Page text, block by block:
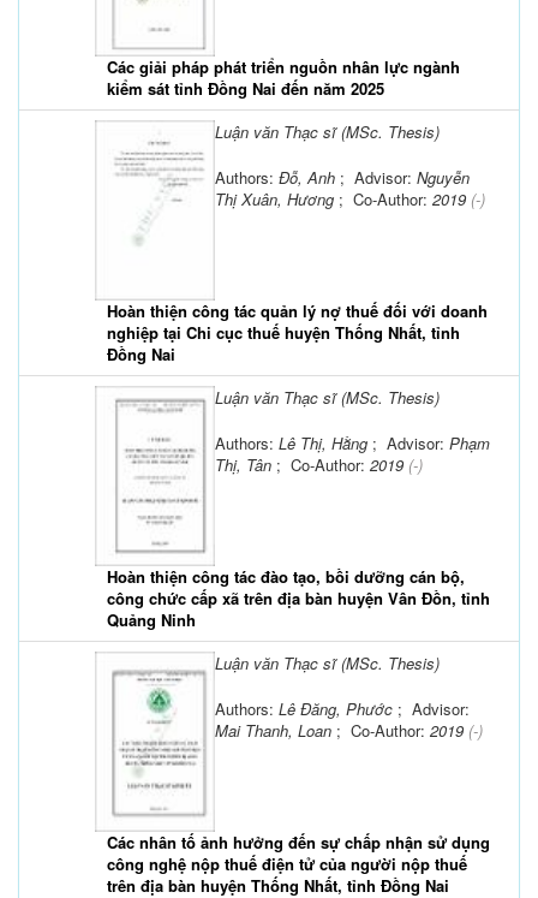
Các giải pháp phát triển nguồn nhân lực ngành
kiểm sát tỉnh Đồng Nai đến năm 2025
Luận văn Thạc sĩ (MSc. Thesis)
Hoàn thiện công tác quản lý nợ thuế đối với doanh
nghiệp tại Chi cục thuế huyện Thống Nhất, tỉnh
Đồng Nai
Authors: Đỗ, Anh ; Advisor: Nguyễn
Thị Xuân, Hương ; Co-Author: 2019 (-)
Luận văn Thạc sĩ (MSc. Thesis)
Hoàn thiện công tác đào tạo, bồi dưỡng cán bộ,
công chức cấp xã trên địa bàn huyện Vân Đồn, tỉnh
Quảng Ninh
Authors: Lê Thị, Hằng ; Advisor: Phạm
Thị, Tân ; Co-Author: 2019 (-)
Luận văn Thạc sĩ (MSc. Thesis)
Các nhân tố ảnh hưởng đến sự chấp nhận sử dụng
công nghệ nộp thuế điện tử của người nộp thuế
trên địa bàn huyện Thống Nhất, tỉnh Đồng Nai
Authors: Lê Đăng, Phước ; Advisor:
Mai Thanh, Loan ; Co-Author: 2019 (-)